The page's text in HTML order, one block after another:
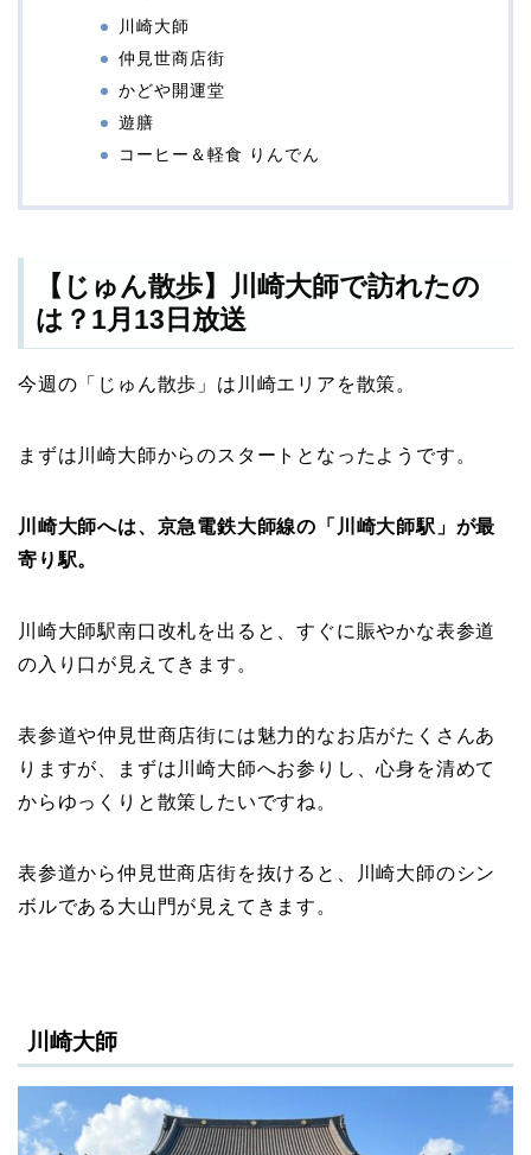
川崎大師
仲見世商店街
かどや開運堂
遊膳
コーヒー＆軽食 りんでん
【じゅん散歩】川崎大師で訪れたの
は？1月13日放送
今週の「じゅん散歩」は川崎エリアを散策。
まずは川崎大師からのスタートとなったようです。
川崎大師へは、京急電鉄大師線の「川崎大師駅」が最
寄り駅。
川崎大師駅南口改札を出ると、すぐに賑やかな表参道
の入り口が見えてきます。
表参道や仲見世商店街には魅力的なお店がたくさんあ
りますが、まずは川崎大師へお参りし、心身を清めて
からゆっくりと散策したいですね。
表参道から仲見世商店街を抜けると、川崎大師のシン
ボルである大山門が見えてきます。
川崎大師